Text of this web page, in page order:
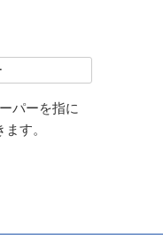
パーを指に
す。